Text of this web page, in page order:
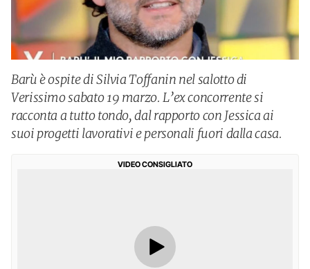
Barù è ospite di Silvia Toffanin nel salotto di
Verissimo sabato 19 marzo. L’ex concorrente si
racconta a tutto tondo, dal rapporto con Jessica ai
suoi progetti lavorativi e personali fuori dalla casa.
VIDEO CONSIGLIATO